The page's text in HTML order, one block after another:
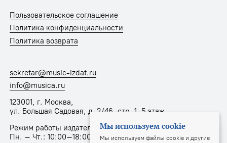
Пользовательское соглашение
Политика конфиденциальности
Политика возврата
sekretar@music-izdat.ru
info@musica.ru
123001, г. Москва,
ул. Большая Садовая, д. 2/46, стр. 1, 5 этаж
Режим работы издательства:
Пн. – Чт.: 10:00–18:00, Пт.: 10:00–17:00
Мы используем cookie
Мы используем файлы cookie и другие